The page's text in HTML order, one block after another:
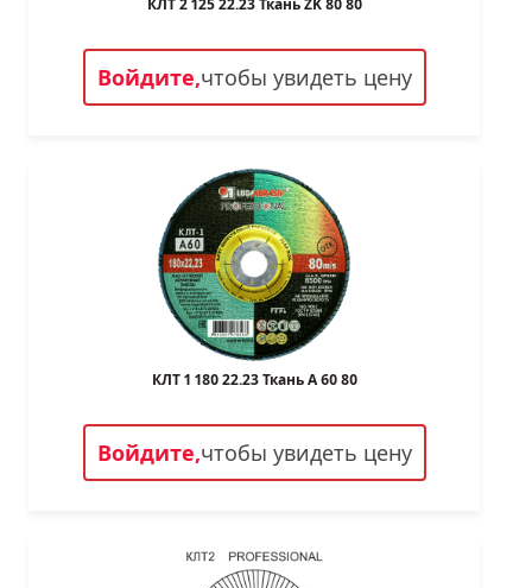
КЛТ 2 125 22.23 Ткань ZK 80 80
Войдите,чтобы увидеть цену
КЛТ 1 180 22.23 Ткань A 60 80
Войдите,чтобы увидеть цену